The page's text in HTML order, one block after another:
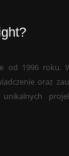
od 1996 roku.
oraz
unikalnych